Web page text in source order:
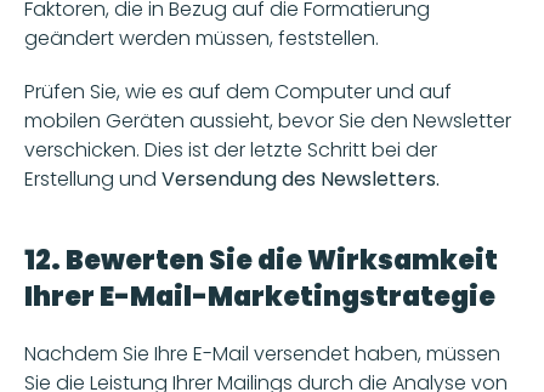
Faktoren, die in Bezug auf die Formatierung
geändert werden müssen, feststellen.
Prüfen Sie, wie es auf dem Computer und auf
mobilen Geräten aussieht, bevor Sie den Newsletter
verschicken. Dies ist der letzte Schritt bei der
Erstellung und Versendung des Newsletters.
12. Bewerten Sie die Wirksamkeit
Ihrer E-Mail-Marketingstrategie
Nachdem Sie Ihre E-Mail versendet haben, müssen
Sie die Leistung Ihrer Mailings durch die Analyse von